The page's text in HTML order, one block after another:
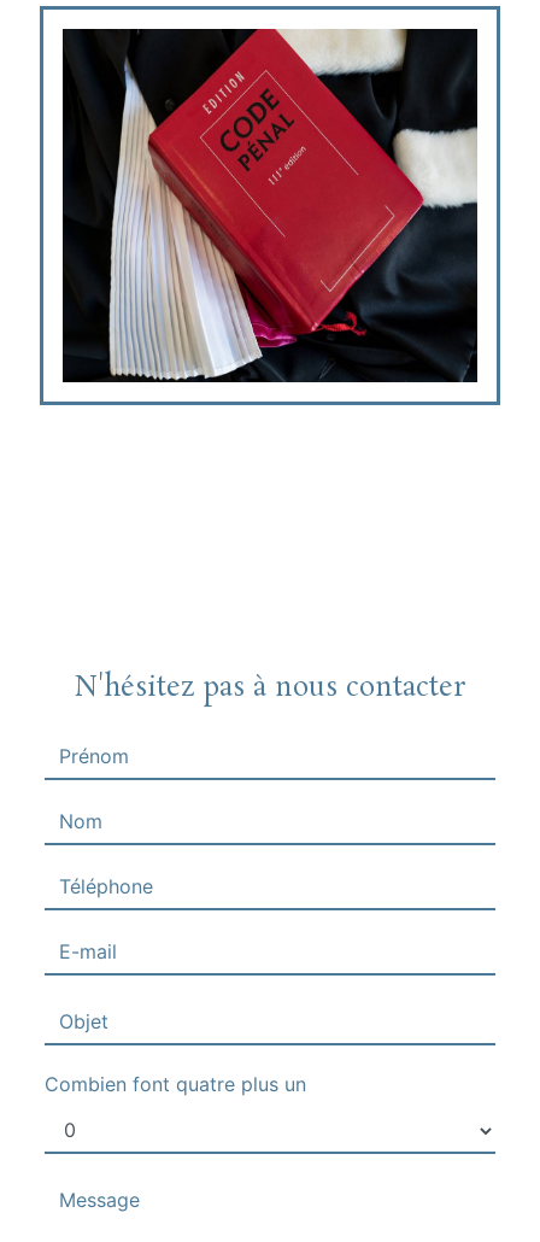
N'hésitez pas à nous contacter
Combien font quatre plus un